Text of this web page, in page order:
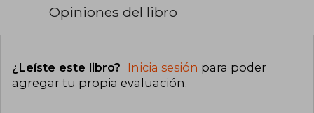
Opiniones del libro
¿Leíste este libro? Inicia sesión para poder
agregar tu propia evaluación.